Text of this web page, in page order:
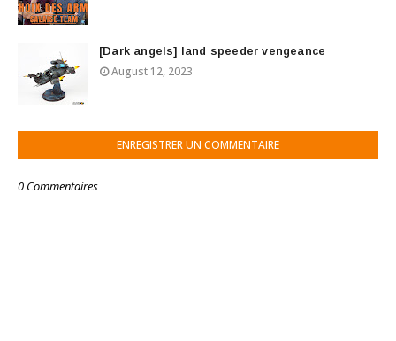
[Dark angels] land speeder vengeance
August 12, 2023
ENREGISTRER UN COMMENTAIRE
0 Commentaires